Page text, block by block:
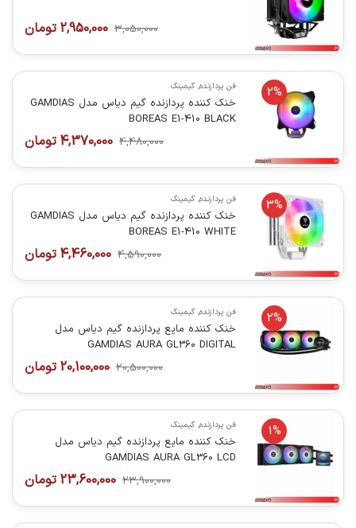
3,050,000
2,950,000 تومان
2% فن پردازنده, گیمینگ
خنک کننده پردازنده گیم دیاس مدل GAMDIAS
BOREAS E1-410 BLACK
4,480,000
4,370,000 تومان
3% فن پردازنده, گیمینگ
خنک کننده پردازنده گیم دیاس مدل GAMDIAS
BOREAS E1-410 WHITE
4,590,000
4,460,000 تومان
2% فن پردازنده, گیمینگ
خنک کننده مایع پردازنده گیم دیاس مدل
GAMDIAS AURA GL360 DIGITAL
20,500,000
20,100,000 تومان
1% فن پردازنده, گیمینگ
خنک کننده مایع پردازنده گیم دیاس مدل
GAMDIAS AURA GL360 LCD
23,900,000
23,600,000 تومان